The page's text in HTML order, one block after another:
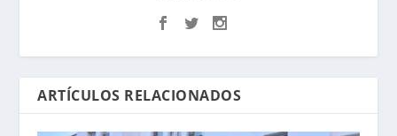
ARTÍCULOS RELACIONADOS